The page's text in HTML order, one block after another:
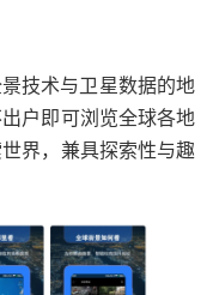
技术与卫星数据的地
户即可浏览全球各地
界，兼具探索性与趣